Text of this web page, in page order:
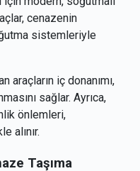
cenazenin
sistemleriyle
araçların iç donanımı,
sağlar. Ayrıca,
önlemleri,
alınır.
Taşıma